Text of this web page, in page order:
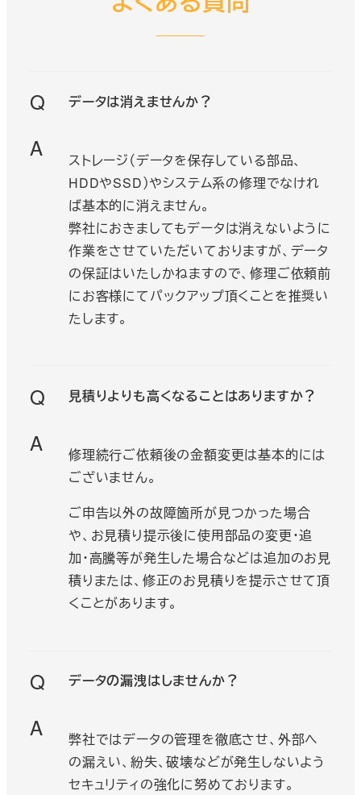
Q データは消えませんか？
A
ストレージ（データを保存している部品、
HDDやSSD）やシステム系の修理でなけれ
ば基本的に消えません。
弊社におきましてもデータは消えないように
作業をさせていただいておりますが、データ
の保証はいたしかねますので、修理ご依頼前
にお客様にてパックアップ頂くことを推奨い
たします。
Q 見積りよりも高くなることはありますか？
A
修理続行ご依頼後の金額変更は基本的には
ございません。
ご申告以外の故障箇所が見つかった場合
や、お見積り提示後に使用部品の変更・追
加・高騰等が発生した場合などは追加のお見
積りまたは、修正のお見積りを提示させて頂
くことがあります。
Q データの漏洩はしませんか？
A
弊社ではデータの管理を徹底させ、外部へ
の漏えい、紛失、破壊などが発生しないよう
セキュリティの強化に努めております。